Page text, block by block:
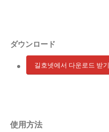
ダウンロード
길호넷에서 다운로드 받기
使用方法